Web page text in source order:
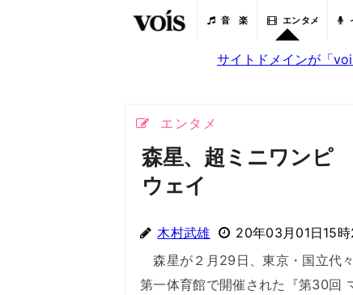
音 楽 エンタメ
サイトドメインが「
エンタメ
森星、超ミニワンピ
ウェイ
木村武雄 20年03月01日15
森星が２月29日、東京・国立代
第一体育館で開催された『第30回